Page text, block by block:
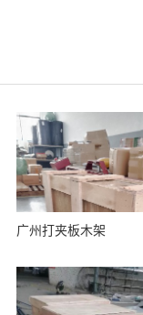
广州打夹板木架